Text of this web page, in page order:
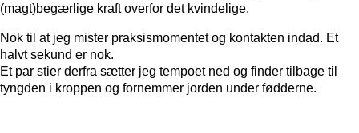
(magt)begærlige kraft overfor det kvindelige.
Nok til at jeg mister praksismomentet og kontakten indad. Et
halvt sekund er nok.
Et par stier derfra sætter jeg tempoet ned og finder tilbage til
tyngden i kroppen og fornemmer jorden under fødderne.